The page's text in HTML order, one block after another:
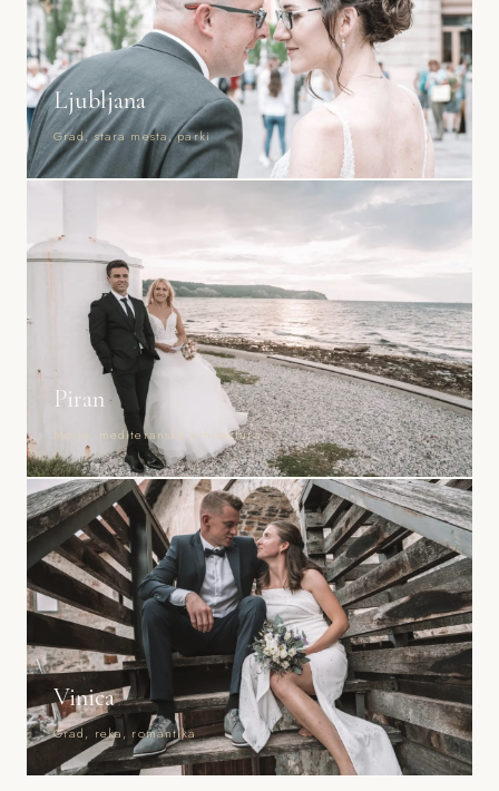
Ljubljana
Grad, stara mesta, parki
Piran
Morje, mediteranska arhitektura
Vinica
Grad, reka, romantika